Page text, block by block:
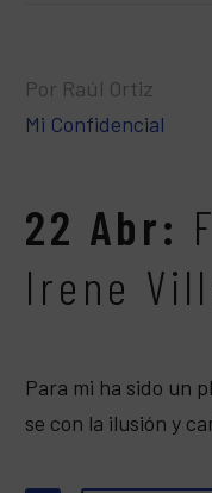
Por Raúl Ortiz
Mi Confidencial
22 Abr:
Irene
Para mi ha sido un
se con la ilusión y